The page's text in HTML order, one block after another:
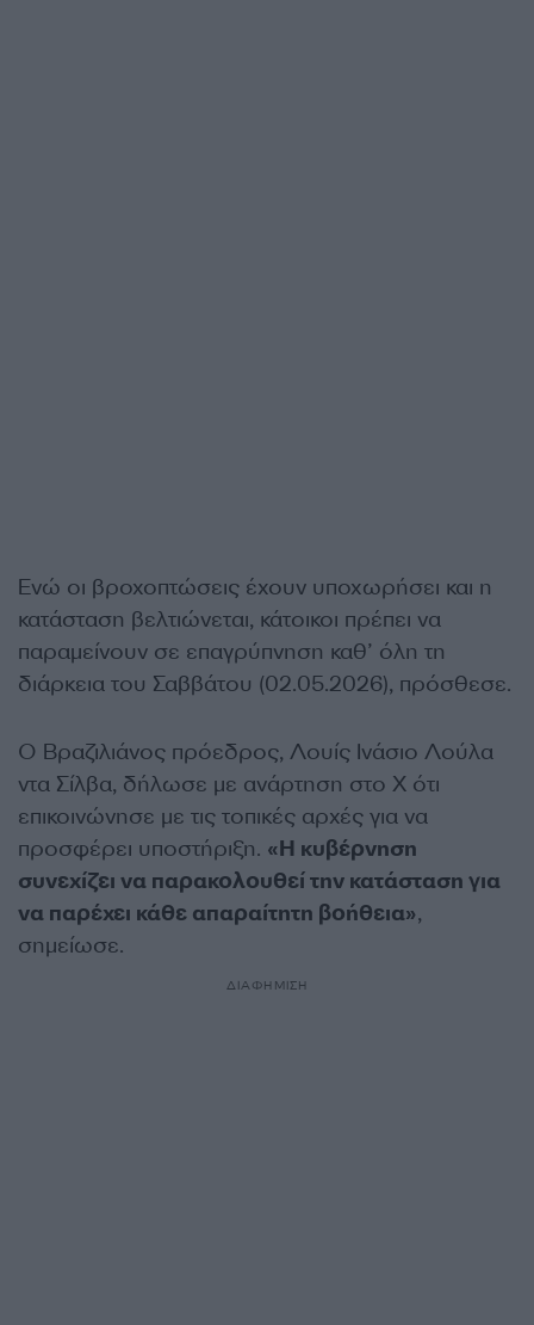
Ενώ οι βροχοπτώσεις έχουν υποχωρήσει και η
κατάσταση βελτιώνεται, κάτοικοι πρέπει να
παραμείνουν σε επαγρύπνηση καθ’ όλη τη
διάρκεια του Σαββάτου (02.05.2026), πρόσθεσε.
Ο Βραζιλιάνος πρόεδρος, Λουίς Ινάσιο Λούλα
ντα Σίλβα, δήλωσε με ανάρτηση στο X ότι
επικοινώνησε με τις τοπικές αρχές για να
προσφέρει υποστήριξη. «Η κυβέρνηση
συνεχίζει να παρακολουθεί την κατάσταση για
να παρέχει κάθε απαραίτητη βοήθεια»,
σημείωσε.
ΔΙΑΦΗΜΙΣΗ